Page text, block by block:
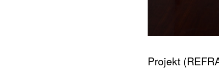
Projekt